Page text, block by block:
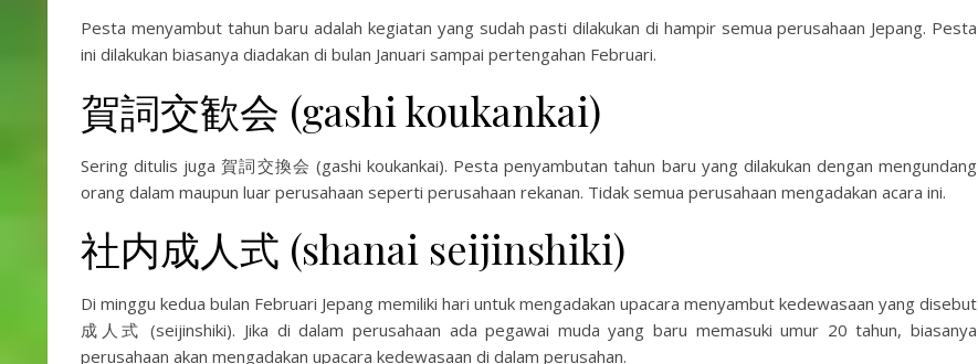
Pesta menyambut tahun baru adalah kegiatan yang sudah pasti dilakukan di hampir semua perusahaan Jepang. Pesta
ini dilakukan biasanya diadakan di bulan Januari sampai pertengahan Februari.
賀詞交歓会 (gashi koukankai)
Sering ditulis juga 賀詞交換会 (gashi koukankai). Pesta penyambutan tahun baru yang dilakukan dengan mengundang
orang dalam maupun luar perusahaan seperti perusahaan rekanan. Tidak semua perusahaan mengadakan acara ini.
社内成人式 (shanai seijinshiki)
Di minggu kedua bulan Februari Jepang memiliki hari untuk mengadakan upacara menyambut kedewasaan yang disebut
成人式 (seijinshiki). Jika di dalam perusahaan ada pegawai muda yang baru memasuki umur 20 tahun, biasanya
perusahaan akan mengadakan upacara kedewasaan di dalam perusahan.